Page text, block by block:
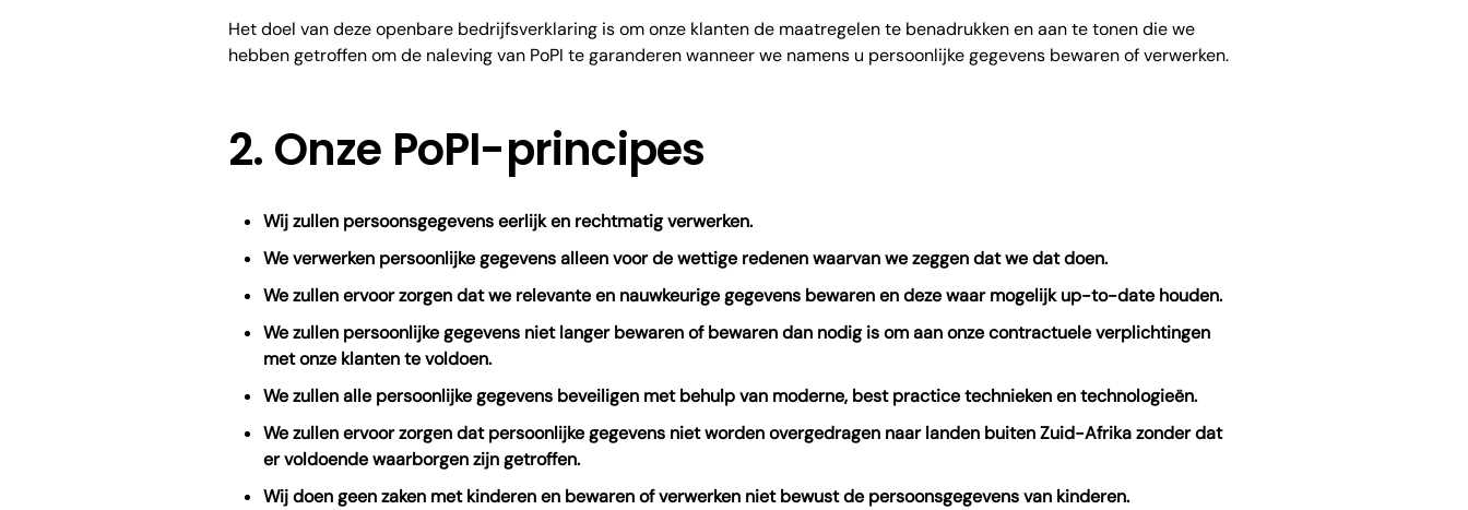
Het doel van deze openbare bedrijfsverklaring is om onze klanten de maatregelen te benadrukken en aan te tonen die we
hebben getroffen om de naleving van PoPI te garanderen wanneer we namens u persoonlijke gegevens bewaren of verwerken.
2. Onze PoPI-principes
Wij zullen persoonsgegevens eerlijk en rechtmatig verwerken.
We verwerken persoonlijke gegevens alleen voor de wettige redenen waarvan we zeggen dat we dat doen.
We zullen ervoor zorgen dat we relevante en nauwkeurige gegevens bewaren en deze waar mogelijk up-to-date houden.
We zullen persoonlijke gegevens niet langer bewaren of bewaren dan nodig is om aan onze contractuele verplichtingen
met onze klanten te voldoen.
We zullen alle persoonlijke gegevens beveiligen met behulp van moderne, best practice technieken en technologieën.
We zullen ervoor zorgen dat persoonlijke gegevens niet worden overgedragen naar landen buiten Zuid-Afrika zonder dat
er voldoende waarborgen zijn getroffen.
Wij doen geen zaken met kinderen en bewaren of verwerken niet bewust de persoonsgegevens van kinderen.